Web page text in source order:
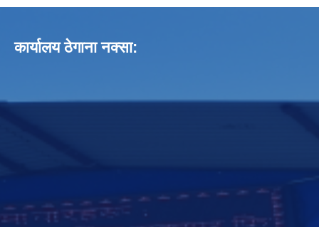
कार्यालय ठेगाना नक्सा: